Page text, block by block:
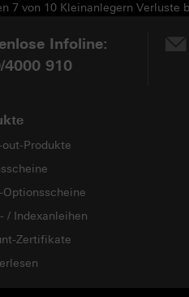
7 von 10 Kleinanlegern
Infoline:
4000 910
Produkte
Optionsscheine
/ Indexanleihen
Zertifikate